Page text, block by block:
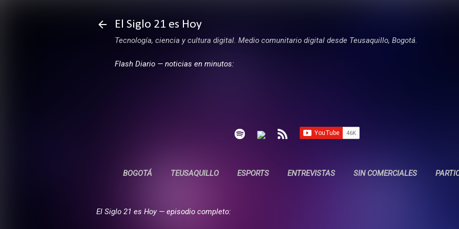
El Siglo 21 es Hoy
Tecnología, ciencia y cultura digital. Medio comunitario digital desde Teusaquillo, Bogotá.
Flash Diario — noticias en minutos:
BOGOTÁ TEUSAQUILLO ESPORTS ENTREVISTAS SIN COMERCIALES
El Siglo 21 es Hoy — episodio completo: